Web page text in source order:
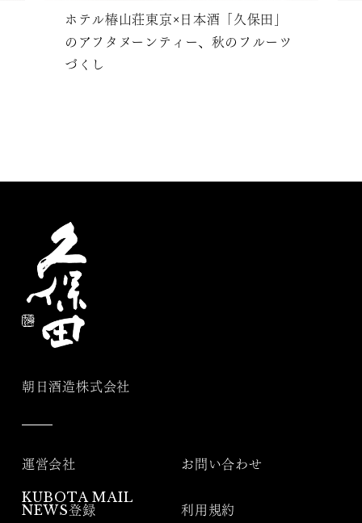
ホテル椿山荘東京×日本酒「久保田」
のアフタヌーンティー、秋のフルーツ
づくし
朝日酒造株式会社
運営会社 お問い合わせ
KUBOTA MAIL
NEWS登録
利用規約